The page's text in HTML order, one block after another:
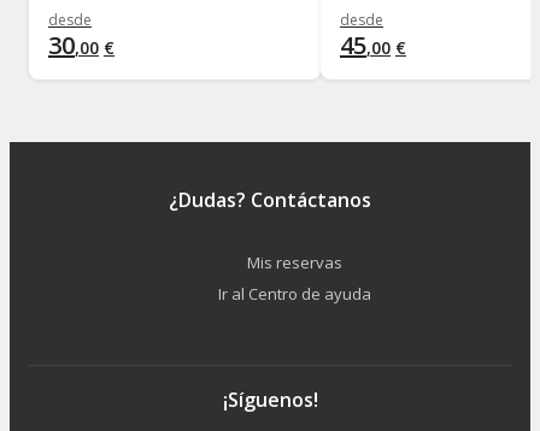
desde
30,00 €
desde
45,00 €
¿Dudas? Contáctanos
Mis reservas
Ir al Centro de ayuda
¡Síguenos!